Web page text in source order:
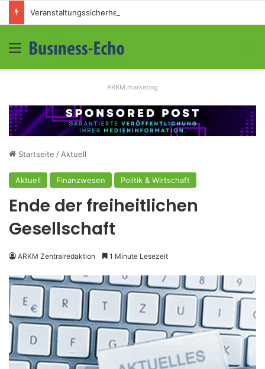
Menü
ARKM.marketing
Startseite / Aktuell
Aktuell Finanzwesen Politik & Wirtschaft
Ende der freiheitlichen
Gesellschaft
ARKM Zentralredaktion 1 Minute Lesezeit